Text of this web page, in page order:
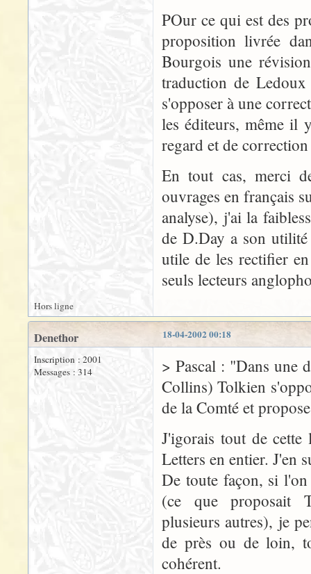
POur ce qui est des
proposition livrée
Bourgois une
traduction de
s'opposer à une
les éditeurs, même il
regard et de
En tout cas, merci
ouvrages en français
analyse), j'ai la
de D.Day a son
utile de les rectifier
seuls lecteurs
Hors ligne
18-04-2002 00:18
Denethor
Inscription : 2001
Messages : 314
> Pascal : "Dans une
Collins) Tolkien
de la Comté et
J'igorais tout de
Letters en entier. J'en
De toute façon, si
(ce que proposait
plusieurs autres), je
de près ou de loin,
cohérent.